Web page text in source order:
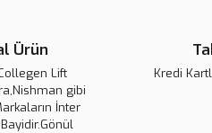
daha pahalı.
olmalı.
Ürün
Lift
gibi
İnter
Kredi